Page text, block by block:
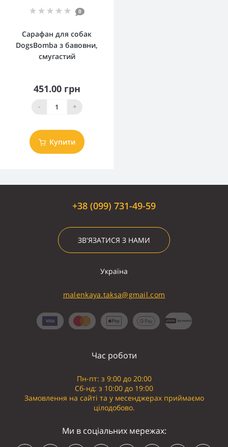
0
Сарафан для собак
DogsBomba з бавовни,
смугастий
451.00 грн
- +
Купити
+38 (099) 731-49-59
ЗВ'ЯЗАТИСЯ З НАМИ
Україна
malenkaya.taksa@gmail.com
Час роботи
Пн-пт: з 9:00 до 20:00
Сб-нд: з 10:00 до 19:00
Замовлення на сайті та у месенджерах приймаємо
цілодобово.
Ми в соціальних мережах: